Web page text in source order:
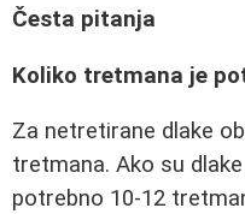
Česta pitanja
Koliko tretmana je
Za netretirane dlake
tretmana. Ako su
potrebno 10-12